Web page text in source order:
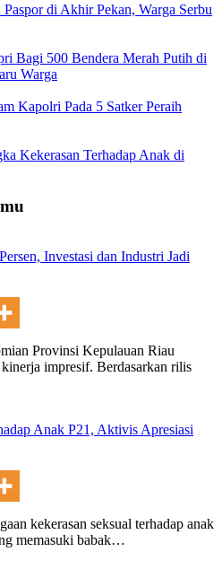
di Akhir Pekan, Warga Serbu
Bagi 500 Bendera Merah Putih di
Warga
Kapolri Pada 5 Satker Peraih
Kekerasan Terhadap Anak di
Investasi dan Industri Jadi
Provinsi Kepulauan Riau
impresif. Berdasarkan rilis
Anak P21, Aktivis Apresiasi
kekerasan seksual terhadap anak
memasuki babak…